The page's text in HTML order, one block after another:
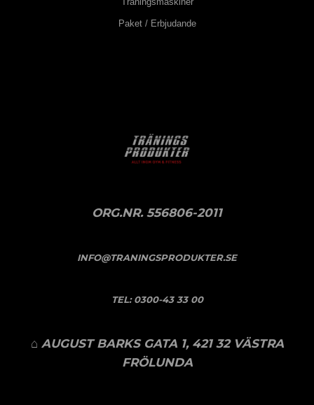
Paket / Erbjudande
ORG.NR. 556806-2011
INFO@TRANINGSPRODUKTER.SE
TEL:0300-43 33 00
⌂ AUGUST BARKS GATA 1, 421 32 VÄSTRA
FRÖLUNDA